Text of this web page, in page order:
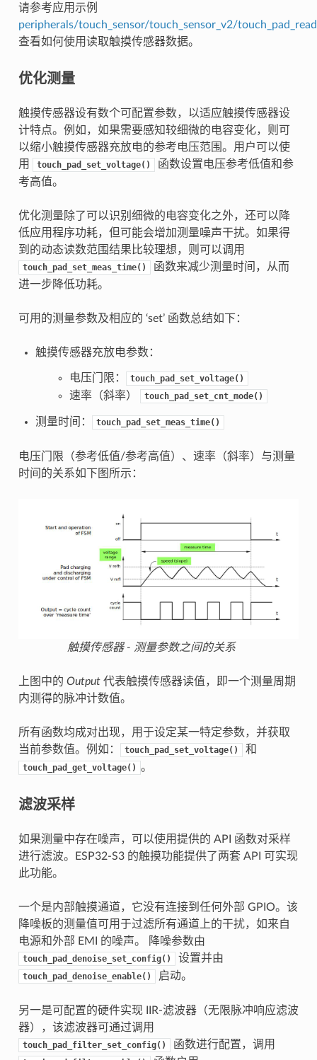
请参考应用示例
peripherals/touch_sensor/touch_sensor_v2/touch_pad_read
查看如何使用读取触摸传感器数据。
优化测量
触摸传感器设有数个可配置参数，以适应触摸传感器设
计特点。例如，如果需要感知较细微的电容变化，则可
以缩小触摸传感器充放电的参考电压范围。用户可以使
用
touch_pad_set_voltage()
函数设置电压参考低值和参
考高值。
优化测量除了可以识别细微的电容变化之外，还可以降
低应用程序功耗，但可能会增加测量噪声干扰。如果得
到的动态读数范围结果比较理想，则可以调用
touch_pad_set_meas_time()
函数来减少测量时间，从而
进一步降低功耗。
可用的测量参数及相应的 ‘set’ 函数总结如下：
触摸传感器充放电参数：
电压门限： touch_pad_set_voltage()
速率（斜率） touch_pad_set_cnt_mode()
测量时间： touch_pad_set_meas_time()
电压门限（参考低值/参考高值）、速率（斜率）与测量
时间的关系如下图所示：
触摸传感器 - 测量参数之间的关系
上图中的 Output代表触摸传感器读值，即一个测量周期
内测得的脉冲计数值。
所有函数均成对出现，用于设定某一特定参数，并获取
当前参数值。例如：
touch_pad_set_voltage() 和
touch_pad_get_voltage() 。
滤波采样
如果测量中存在噪声，可以使用提供的 API 函数对采样
进行滤波。ESP32-S3 的触摸功能提供了两套 API 可实现
此功能。
一个是内部触摸通道，它没有连接到任何外部 GPIO。该
降噪板的测量值可用于过滤所有通道上的干扰，如来自
电源和外部 EMI 的噪声。 降噪参数由
touch_pad_denoise_set_config() 设置并由
touch_pad_denoise_enable() 启动。
另一是可配置的硬件实现 IIR-滤波器（无限脉冲响应滤波
器），该滤波器可通过调用
touch_pad_filter_set_config() 函数进行配置，调用